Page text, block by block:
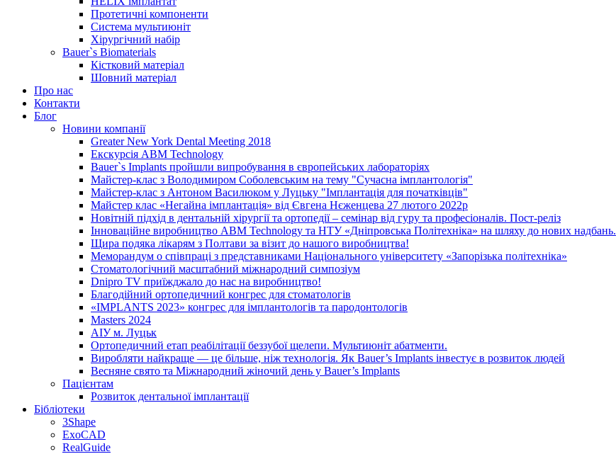
Протетичні компоненти
Система мультиюніт
Хірургічний набір
Bauer`s Biomaterials
Кістковий матеріал
Шовний матеріал
Про нас
Контакти
Блог
Новини компанії
Greater New York Dental Meeting 2018
Екскурсія ABM Technology
Bauer`s Implants пройшли випробування в європейських лабораторіях
Майстер-клас з Володимиром Соболевським на тему "Сучасна імплантологія"
Майстер-клас з Антоном Василюком у Луцьку "Імплантація для початківців"
Майстер клас «Негайна імплантація» від Євгена Нєженцева 27 лютого 2022р
Новітній підхід в дентальній хірургії та ортопедії – семінар від гуру та професіоналів. Пост-реліз
Інноваційне виробництво ABM Technology та НТУ «Дніпровська Політехніка» на шляху до нових надбань.
Щира подяка лікарям з Полтави за візит до нашого виробництва!
Меморандум о співпраці з представниками Національного університету «Запорізька політехніка»
Стоматологічний масштабний міжнародний симпозіум
Dnipro TV приїжджало до нас на виробництво!
Благодійний ортопедичний конгрес для стоматологів
«IMPLANTS 2023» конгрес для імплантологів та пародонтологів
Masters 2024
АІУ м. Луцьк
Ортопедичний етап реабілітації беззубої щелепи. Мультиюніт абатменти.
Виробляти найкраще — це більше, ніж технологія. Як Bauer’s Implants інвестує в розвиток людей
Весняне свято та Міжнародний жіночий день у Bauer’s Implants
Пацієнтам
Розвиток дентальної імплантації
Бібліотеки
3Shape
ExoCAD
RealGuide